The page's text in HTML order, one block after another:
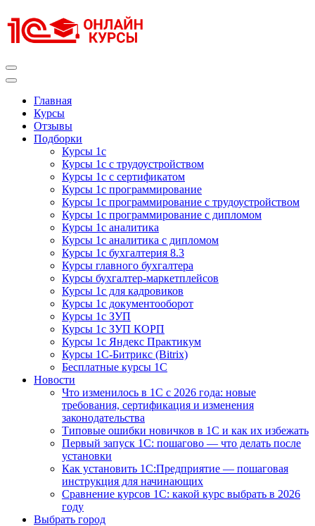
к
содержимому
Главная
Курсы
Отзывы
Подборки
Курсы 1с
Курсы 1с с трудоустройством
Курсы 1с с сертификатом
Курсы 1с программирование
Курсы 1с программирование с трудоустройством
Курсы 1с программирование с дипломом
Курсы 1с аналитика
Курсы 1с аналитика с дипломом
Курсы 1с бухгалтерия 8.3
Курсы главного бухгалтера
Курсы бухгалтер-маркетплейсов
Курсы 1с для кадровиков
Курсы 1с документооборот
Курсы 1с ЗУП
Курсы 1с ЗУП КОРП
Курсы 1с Яндекс Практикум
Курсы 1С-Битрикс (Bitrix)
Бесплатные курсы 1С
Новости
Что изменилось в 1С с 2026 года: новые
требования, сертификация и изменения
законодательства
Типовые ошибки новичков в 1С и как их избежать
Первый запуск 1С: пошагово — что делать после
установки
Как установить 1С:Предприятие — пошаговая
инструкция для начинающих
Сравнение курсов 1С: какой курс выбрать в 2026
году
Выбрать город